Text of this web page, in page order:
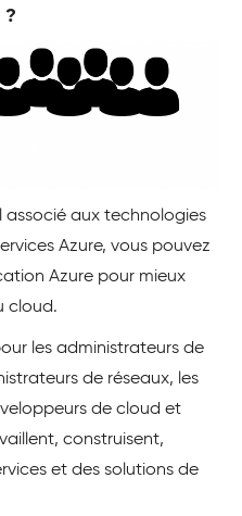
?
associé aux technologies
Azure, vous pouvez
Azure pour mieux
cloud.
les administrateurs de
de réseaux, les
de cloud et
construisent,
et des solutions de